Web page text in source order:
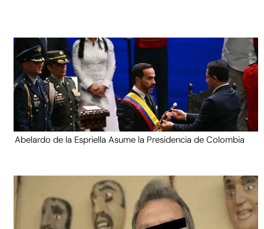
Abelardo de la Espriella Asume la Presidencia de Colombia